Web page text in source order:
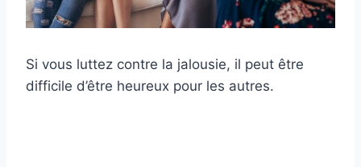
Si vous luttez contre la jalousie, il peut être
difficile d’être heureux pour les autres.